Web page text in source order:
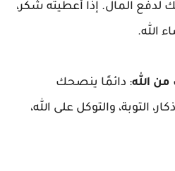
لدفع المال. إذا أعطيته شكر،
الله.
الله: دائمًا ينصحك
التوبة، والتوكل على الله،